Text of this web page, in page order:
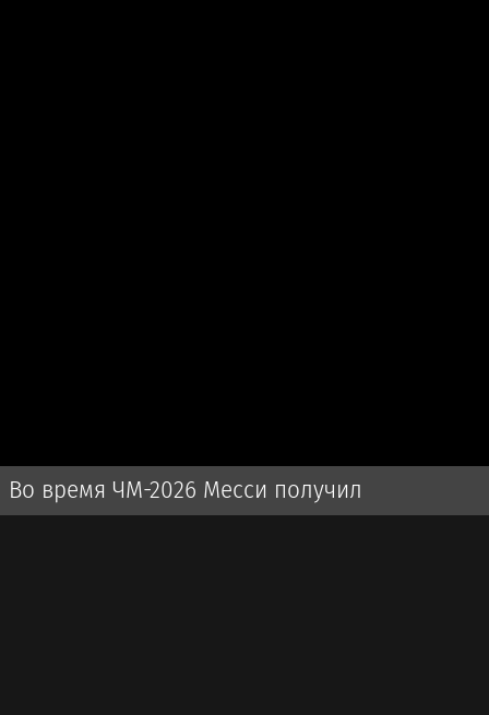
Во время ЧМ-2026 Месси получил